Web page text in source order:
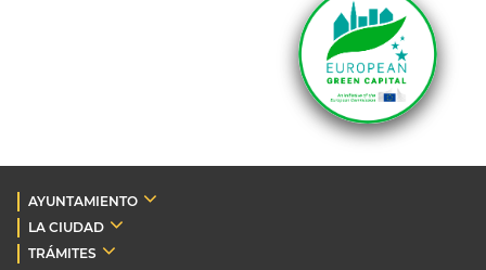
AYUNTAMIENTO
LA CIUDAD
TRÁMITES